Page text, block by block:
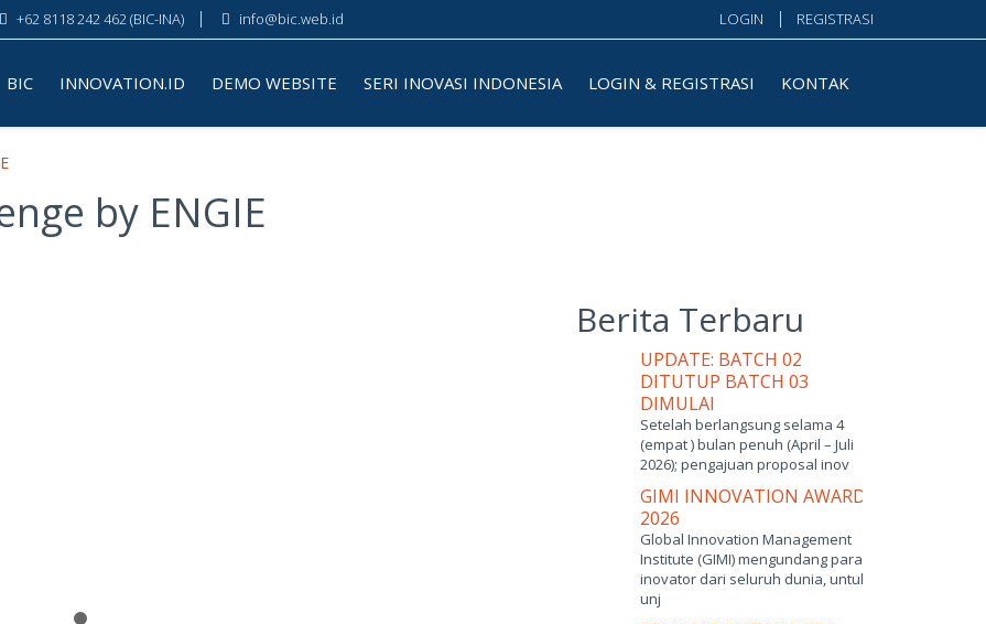
+62 8118 242 462 (BIC-INA) info@bic.web.id LOGIN REGISTRASI
BIC INNOVATION.ID DEMO WEBSITE SERI INOVASI INDONESIA LOGIN & REGISTRASI KONTAK
by ENGIE
Berita Terbaru
UPDATE: BATCH 02
DITUTUP BATCH 03
DIMULAI
Setelah berlangsung selama 4
(empat ) bulan penuh (April – Juli
2026); pengajuan proposal inov
GIMI INNOVATION AWARDS
2026
Global Innovation Management
Institute (GIMI) mengundang para
inovator dari seluruh dunia, untuk
unj